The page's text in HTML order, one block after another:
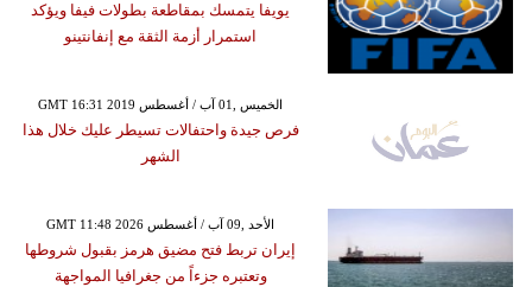
يويفا يتمسك بمقاطعة بطولات فيفا ويؤكد
استمرار أزمة الثقة مع إنفانتينو
GMT 16:31 2019 الخميس ,01 آب / أغسطس
فرص جيدة واحتفالات تسيطر عليك خلال هذا
الشهر
GMT 11:48 2026 الأحد ,09 آب / أغسطس
إيران تربط فتح مضيق هرمز بقبول شروطها
وتعتبره جزءاً من جغرافيا المواجهة